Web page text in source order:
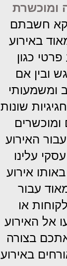
ומוכשרת
חשבתם
באירוע
כגון
ובין אם
ומשמעותי
שונות
ומוכשרים
האירוע
עלינו
אירוע
עבור
או
אל האירוע
בצורה
באירוע